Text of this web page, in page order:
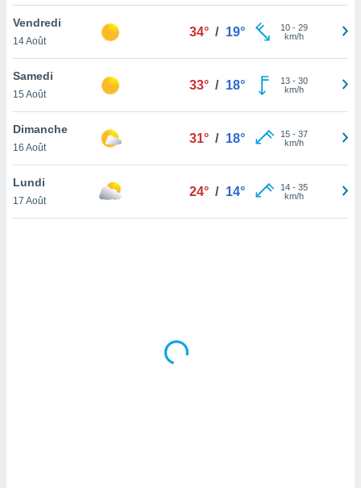
votre
à
en
le
Vendredi
14 Août
34° / 19° 10- 29
km/h
Samedi
15 Août
33° / 18° 13- 30
km/h
Dimanche
16 Août
31° / 18° 15- 37
km/h
Lundi
17 Août
24° / 14° 14- 35
km/h